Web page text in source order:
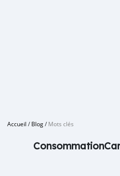
Accueil /Blog/Mots clés